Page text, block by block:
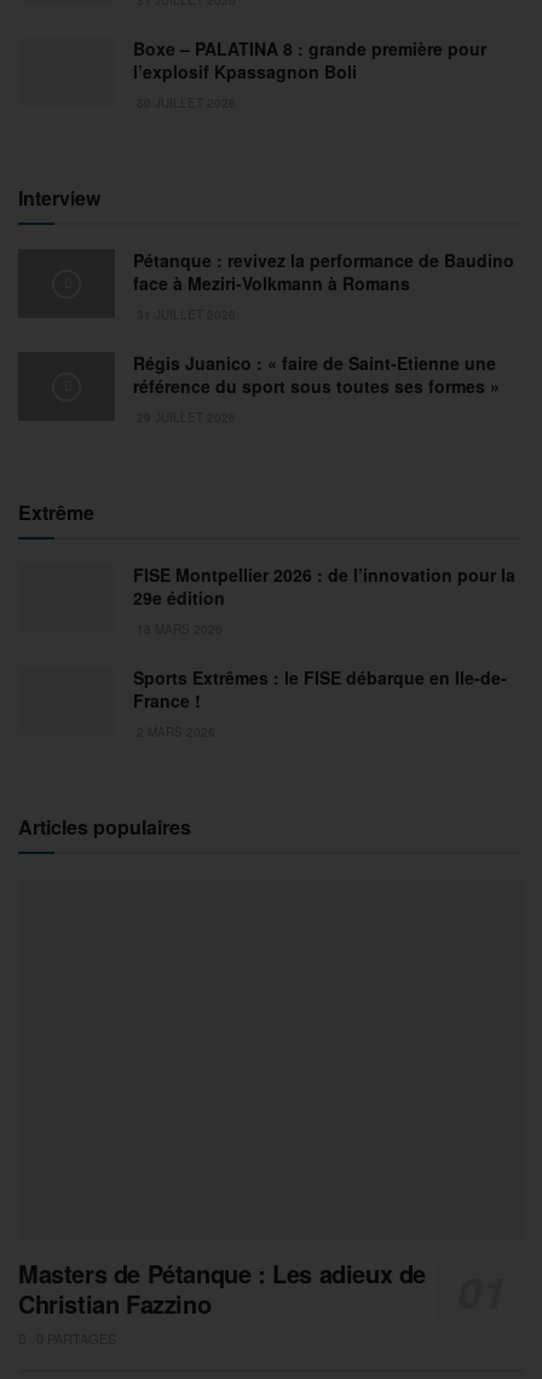
Boxe – PALATINA 8 : grande première pour
l’explosif Kpassagnon Boli
Interview
Pétanque : revivez la performance de Baudino
face à Meziri-Volkmann à Romans
Régis Juanico : « faire de Saint-Etienne une
référence du sport sous toutes ses formes »
Extrême
FISE Montpellier 2026 : de l’innovation pour la
29e édition
Sports Extrêmes : le FISE débarque en Ile-de-
France !
Articles populaires
Masters de Pétanque : Les adieux de
Christian Fazzino